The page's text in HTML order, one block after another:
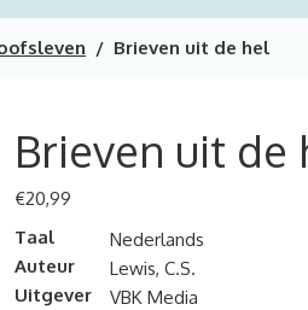
/ Brieven uit de hel
Brieven uit de
€20,99
Taal
Nederlands
Auteur
Lewis, C.S.
Uitgever
VBK Media